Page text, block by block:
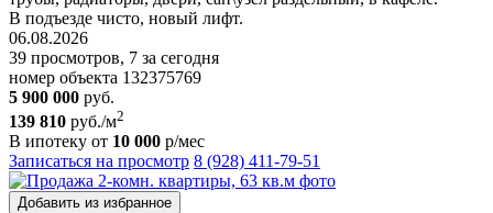
В подъезде чисто, новый лифт.
06.08.2026
39 просмотров, 7 за сегодня
номер объекта 132375769
5 900 000 руб.
139 810 руб./м2
В ипотеку от 10 000 р/мес
Записаться на просмотр 8 (928) 411-79-51
Добавить из избранное